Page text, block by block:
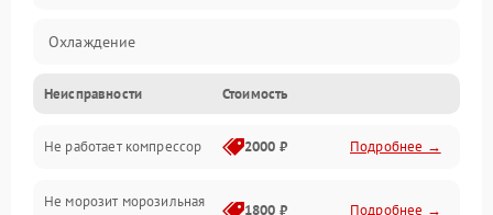
Охлаждение
Механика
Электропитание
Дренаж
Неисправности Стоимость
Не работает компрессор 2000 ₽ Подробнее →
Не морозит морозильная
1800 ₽ Подробнее →